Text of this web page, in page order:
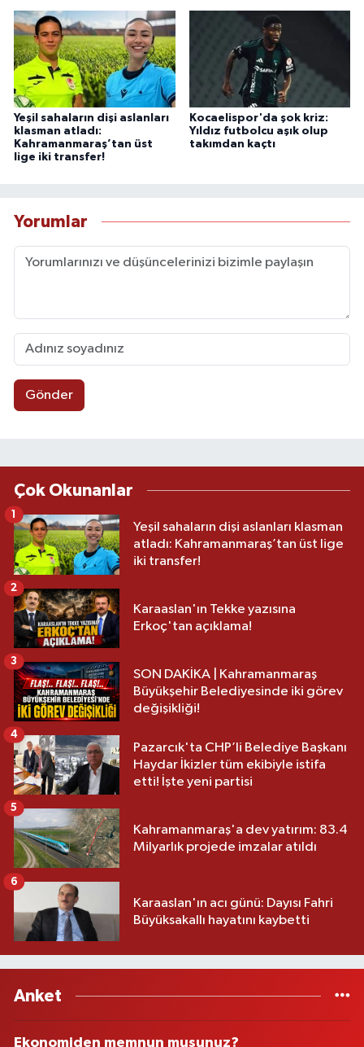
Yeşil sahaların dişi aslanları
klasman atladı:
Kahramanmaraş’tan üst
lige iki transfer!
Kocaelispor'da şok kriz:
Yıldız futbolcu aşık olup
takımdan kaçtı
Yorumlar
Gönder
Çok Okunanlar
Yeşil sahaların dişi aslanları klasman
atladı: Kahramanmaraş’tan üst lige
iki transfer!
1
Karaaslan'ın Tekke yazısına
Erkoç'tan açıklama!
2
SON DAKİKA | Kahramanmaraş
Büyükşehir Belediyesinde iki görev
değişikliği!
3
Pazarcık'ta CHP’li Belediye Başkanı
Haydar İkizler tüm ekibiyle istifa
etti! İşte yeni partisi
4
Kahramanmaraş'a dev yatırım: 83.4
Milyarlık projede imzalar atıldı
5
Karaaslan'ın acı günü: Dayısı Fahri
Büyüksakallı hayatını kaybetti
6
Anket
Ekonomiden memnun musunuz?